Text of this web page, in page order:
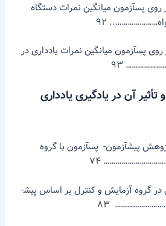
بر روی پس­آزمون میانگین نمرات دستگاه
۹۲
بر روی پس­آزمون میانگین نمرات یادداری در
۹۳
تأثیر آن در یادگیری یادداری
پژوهش پیش­آزمون- پس­آزمون با گروه
۷۴
نمودار ۴-۱: میانگین سلول در گروه آزمایش و کنترل بر اساس پیش­
۸۳